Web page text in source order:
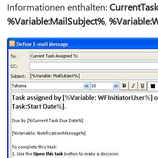
Informationen enthalten:
%Variable:MailSubject%,